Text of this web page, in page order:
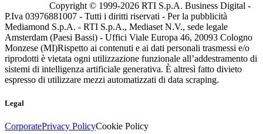
Copyright © 1999-2026 RTI S.p.A. Business Digital -
P.Iva 03976881007 - Tutti i diritti riservati - Per la pubblicità
Mediamond S.p.A. - RTI S.p.A., Mediaset N.V., sede legale
Amsterdam (Paesi Bassi) - Uffici Viale Europa 46, 20093 Cologno
Monzese (MI)Rispetto ai contenuti e ai dati personali trasmessi e/o
riprodotti è vietata ogni utilizzazione funzionale all’addestramento di
sistemi di intelligenza artificiale generativa. È altresì fatto divieto
espresso di utilizzare mezzi automatizzati di data scraping.
Legal
CorporatePrivacy PolicyCookie Policy